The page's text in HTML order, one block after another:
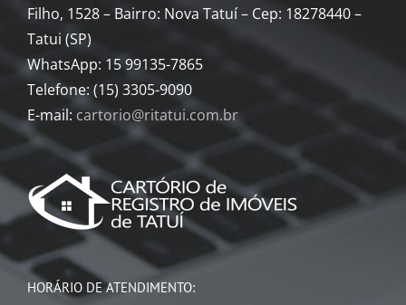
Filho, 1528 – Bairro: Nova Tatuí – Cep: 18278440 –
Tatui (SP)
WhatsApp: 15 99135-7865
Telefone: (15) 3305-9090
E-mail: cartorio@ritatui.com.br
HORÁRIO DE ATENDIMENTO: